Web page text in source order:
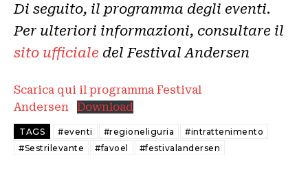
Di seguito, il programma degli eventi.
Per ulteriori informazioni, consultare il
sito ufficiale del Festival Andersen
Scarica qui il programma Festival
Andersen
Download
TAGS #eventi #regioneliguria
#intrattenimento
#Sestrilevante
#favoel #festivalandersen